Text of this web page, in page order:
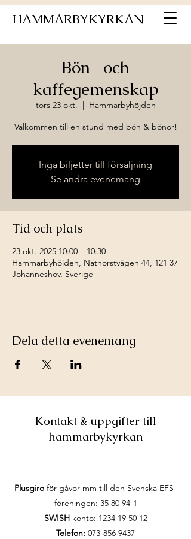
HAMMARBYKYRKAN
Bön- och
kaffegemenskap
tors 23 okt.
  |
Hammarbyhöjden
Välkommen till en stund med bön & bönor!
Inga biljetter till försäljning
Se andra evenemang
Tid och plats
23 okt. 2025 10:00 – 10:30
Hammarbyhöjden, Nathorstvägen 44, 121 37
Johanneshov, Sverige
Dela detta evenemang
Kontakt & uppgifter till
hammarbykyrkan
Plusgiro för gåvor mm till den Svenska EFS-
föreningen: 35 80 94-1
SWISHkonto: 1234 19 50 12
Telefon: 073-856 9437